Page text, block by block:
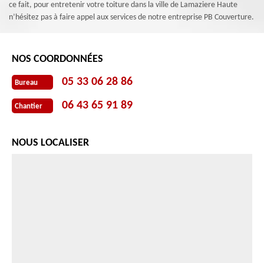
ce fait, pour entretenir votre toiture dans la ville de Lamaziere Haute
n’hésitez pas à faire appel aux services de notre entreprise PB Couverture.
NOS COORDONNÉES
Bureau 05 33 06 28 86
Chantier 06 43 65 91 89
NOUS LOCALISER